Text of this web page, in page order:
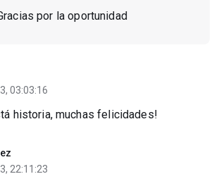
por la oportunidad
03:03:16
historia, muchas felicidades!
22:11:23